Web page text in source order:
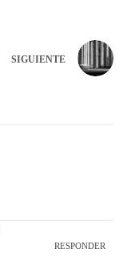
SIGUIENTE
RESPONDER